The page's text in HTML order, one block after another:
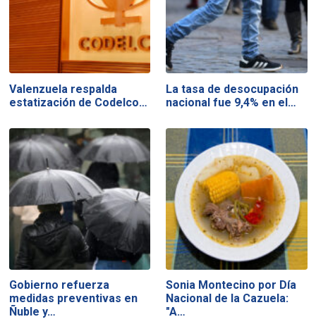
Valenzuela respalda
estatización de Codelco…
La tasa de desocupación
nacional fue 9,4% en el…
Gobierno refuerza
medidas preventivas en
Ñuble y…
Sonia Montecino por Día
Nacional de la Cazuela:
"A…